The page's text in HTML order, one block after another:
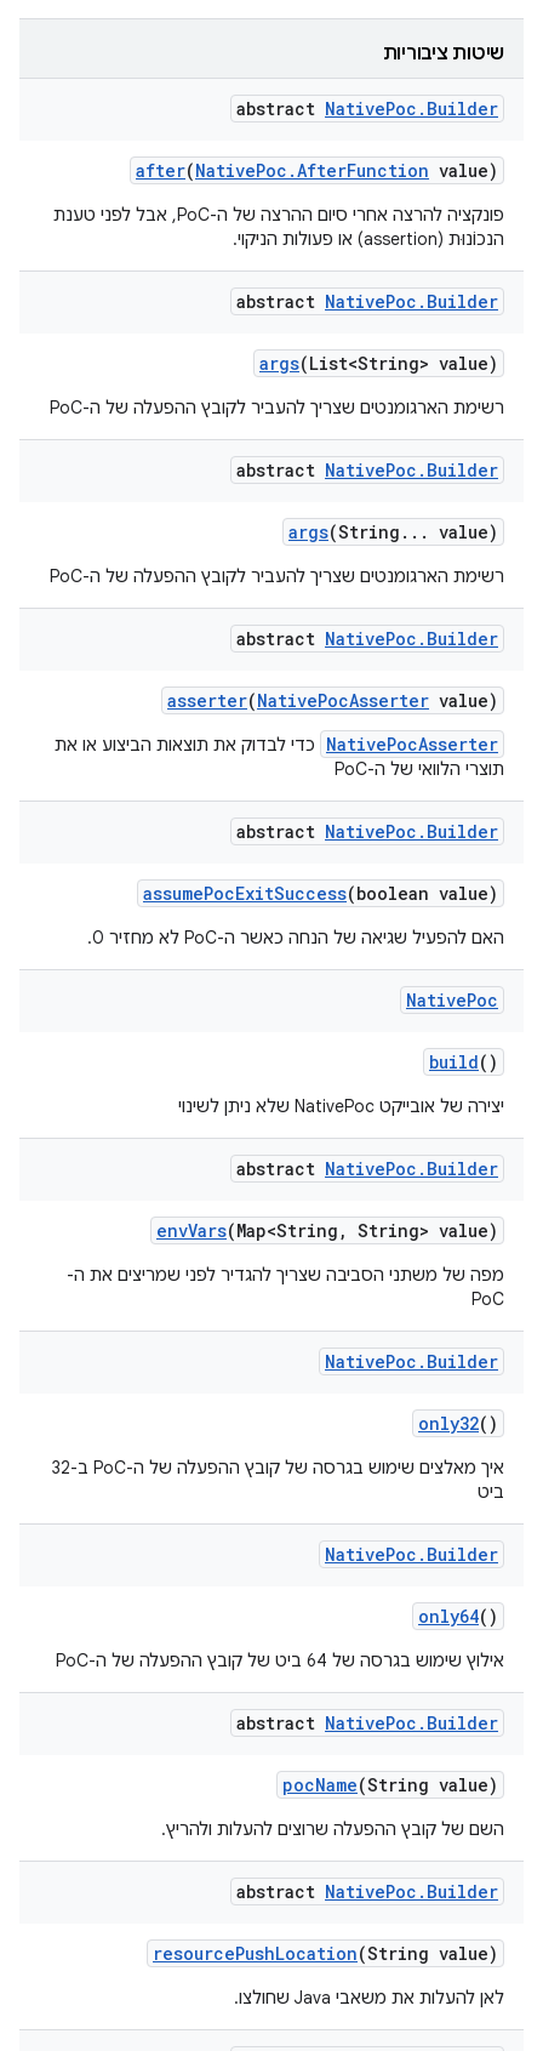
שיטות ציבוריות
abstract NativePoc . Builder
after(NativePoc .AfterFunction value)
פונקציה להרצה אחרי סיום ההרצה של ה-PoC, אבל לפני טענת
הנכוֹנוּת (assertion) או פעולות הניקוי.
abstract NativePoc . Builder
args(List<String> value)
רשימת הארגומנטים שצריך להעביר לקובץ ההפעלה של ה-PoC
abstract NativePoc . Builder
args(String . . . value)
רשימת הארגומנטים שצריך להעביר לקובץ ההפעלה של ה-PoC
abstract NativePoc . Builder
asserter(NativePocAsserter value)
NativePocAsserter
כדי לבדוק את תוצאות הביצוע או את
תוצרי הלוואי של ה-PoC
abstract NativePoc . Builder
assumePocExitSuccess(boolean value)
האם להפעיל שגיאה של הנחה כאשר ה-PoC לא מחזיר 0.
NativePoc
build()
יצירה של אובייקט NativePoc שלא ניתן לשינוי
abstract NativePoc . Builder
envVars(Map<String , String> value)
מפה של משתני הסביבה שצריך להגדיר לפני שמריצים את ה-
PoC
NativePoc . Builder
only32()
איך מאלצים שימוש בגרסה של קובץ ההפעלה של ה-PoC ב-32
ביט
NativePoc . Builder
only64()
אילוץ שימוש בגרסה של 64 ביט של קובץ ההפעלה של ה-PoC
abstract NativePoc . Builder
pocName(String value)
השם של קובץ ההפעלה שרוצים להעלות ולהריץ.
abstract NativePoc . Builder
resourcePushLocation(String value)
לאן להעלות את משאבי Java שחולצו.